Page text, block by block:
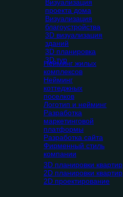
3D планировки квартир
2D планировки квартир
2D проектирование
Визуализация
проекта дома
Визуализация
благоустройства
3D визуализация
зданий
3D планировка
3D тур
Нейминг жилых
комплексов
Нейминг
коттеджных
поселков
Логотип и нейминг
Разработка
маркетинговой
платформы
Разработка сайта
Фирменный стиль
компании